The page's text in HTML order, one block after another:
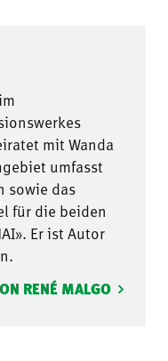
mit Wanda
umfasst
sowie das
für die beiden
Er ist Autor
RENÉ MALGO